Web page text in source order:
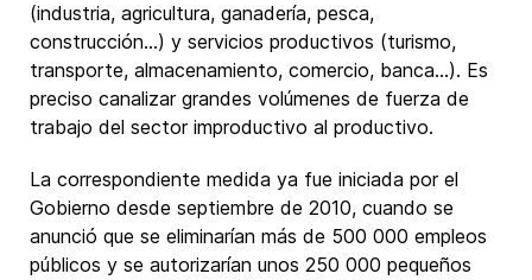
(industria, agricultura, ganadería, pesca,
construcción…) y servicios productivos (turismo,
transporte, almacenamiento, comercio, banca…). Es
preciso canalizar grandes volúmenes de fuerza de
trabajo del sector improductivo al productivo.
La correspondiente medida ya fue iniciada por el
Gobierno desde septiembre de 2010, cuando se
anunció que se eliminarían más de 500 000 empleos
públicos y se autorizarían unos 250 000 pequeños